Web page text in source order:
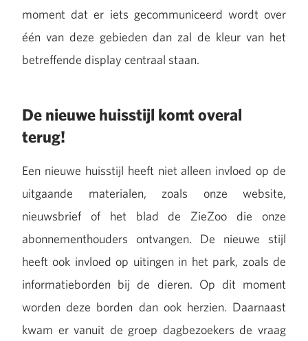
moment dat er iets gecommuniceerd wordt over
één van deze gebieden dan zal de kleur van het
betreffende display centraal staan.
De nieuwe huisstijl komt overal
terug!
Een nieuwe huisstijl heeft niet alleen invloed op de
uitgaande materialen, zoals onze website,
nieuwsbrief of het blad de ZieZoo die onze
abonnementhouders ontvangen. De nieuwe stijl
heeft ook invloed op uitingen in het park, zoals de
informatieborden bij de dieren. Op dit moment
worden deze borden dan ook herzien. Daarnaast
kwam er vanuit de groep dagbezoekers de vraag